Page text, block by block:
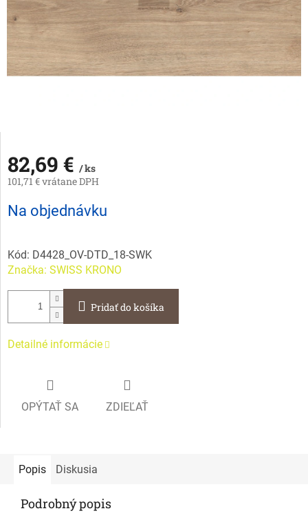
82,69 € / ks
101,71 € vrátane DPH
Jednotková
cena:
Na objednávku
Kód: D4428_OV-DTD_18-SWK
Značka: SWISS KRONO
Pridať do košíka
Detailné informácie
OPÝTAŤ SA ZDIEĽAŤ
Popis Diskusia
Podrobný popis